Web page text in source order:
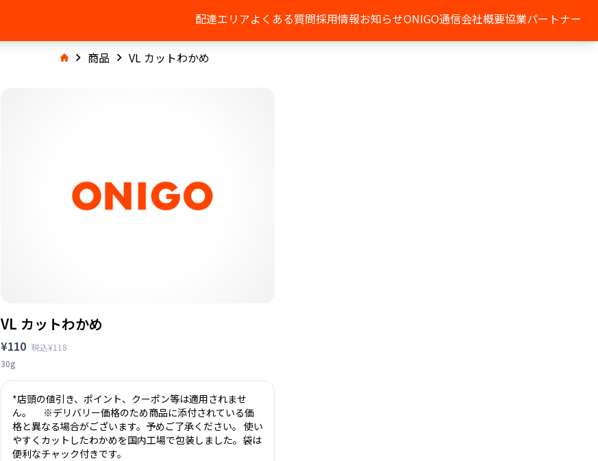
配達エリアよくある質問採用情報お知らせONIGO通信会社概要協業パートナー
商品 VL カットわかめ
VL カットわかめ
¥110 税込¥118
30g
*店頭の値引き、ポイント、クーポン等は適用されませ
ん。 ※デリバリー価格のため商品に添付されている価
格と異なる場合がございます。予めご了承ください。 使い
やすくカットしたわかめを国内工場で包装しました。袋は
便利なチャック付きです。